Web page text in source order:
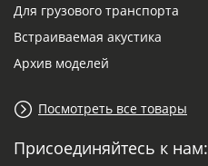
Для грузового транспорта
Встраиваемая акустика
Архив моделей
Посмотреть все товары
Присоединяйтесь к нам: